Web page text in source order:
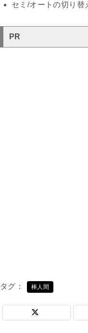
セミ/オートの切り
PR
タグ 棒人間